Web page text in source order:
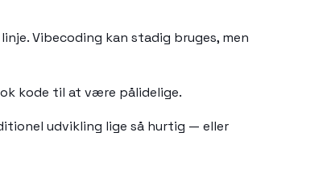
Vibecoding kan stadig bruges, men
kode til at være pålidelige.
udvikling lige så hurtig — eller